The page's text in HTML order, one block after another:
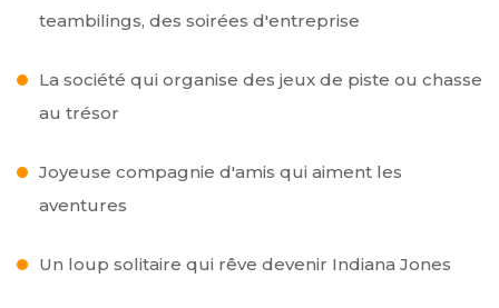
teambilings, des soirées d'entreprise
La société qui organise des jeux de piste ou chasse
au trésor
Joyeuse compagnie d'amis qui aiment les
aventures
Un loup solitaire qui rêve devenir Indiana Jones